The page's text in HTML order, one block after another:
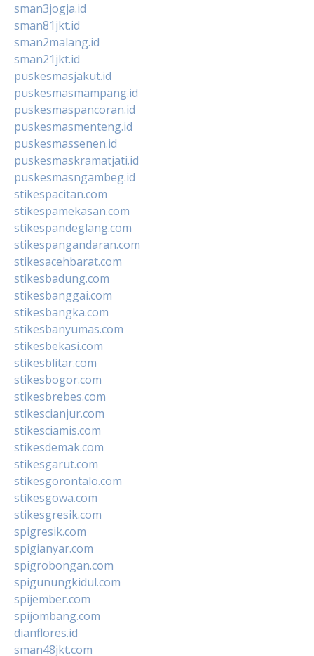
sman3jogja.id
sman81jkt.id
sman2malang.id
sman21jkt.id
puskesmasjakut.id
puskesmasmampang.id
puskesmaspancoran.id
puskesmasmenteng.id
puskesmassenen.id
puskesmaskramatjati.id
puskesmasngambeg.id
stikespacitan.com
stikespamekasan.com
stikespandeglang.com
stikespangandaran.com
stikesacehbarat.com
stikesbadung.com
stikesbanggai.com
stikesbangka.com
stikesbanyumas.com
stikesbekasi.com
stikesblitar.com
stikesbogor.com
stikesbrebes.com
stikescianjur.com
stikesciamis.com
stikesdemak.com
stikesgarut.com
stikesgorontalo.com
stikesgowa.com
stikesgresik.com
spigresik.com
spigianyar.com
spigrobongan.com
spigunungkidul.com
spijember.com
spijombang.com
dianflores.id
sman48jkt.com